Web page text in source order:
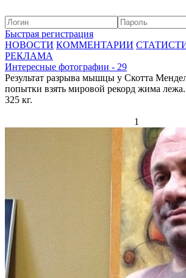
Быстрая регистрация
НОВОСТИ КОММЕНТАРИИ
РЕКЛАМА
Интересные фотографии - 29
Результат разрыва мышцы у Скотта
попытки взять мировой рекорд жима
325 кг.
1